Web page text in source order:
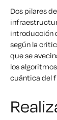
Dos pilares
introducción
según la
que se
los
cuántica del